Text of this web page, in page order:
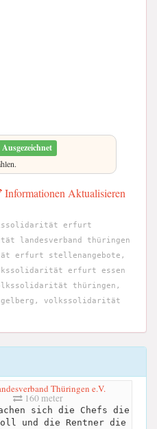
Ausgezeichnet
Informationen Aktualisieren
erfurt
landesverband thüringen
erfurt stellenangebote,
erfurt essen
thüringen,
volkssolidarität
Thüringen e.V.
160 meter
sich die Chefs die
und die Rentner die